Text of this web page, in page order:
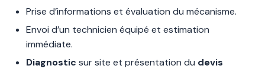
Prise d’informations et évaluation du mécanisme.
Envoi d’un technicien équipé et estimation
immédiate.
Diagnostic sur site et présentation du devis